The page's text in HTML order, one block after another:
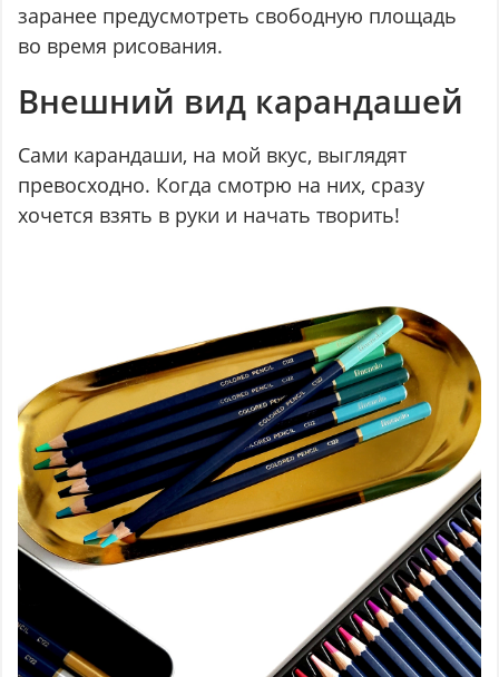
заранее предусмотреть свободную площадь
во время рисования.
Внешний вид карандашей
Сами карандаши, на мой вкус, выглядят
превосходно. Когда смотрю на них, сразу
хочется взять в руки и начать творить!